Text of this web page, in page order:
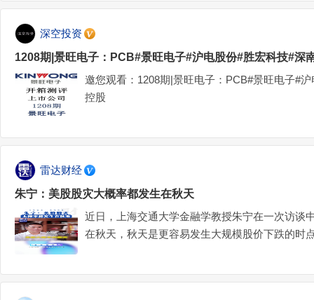
深空投资
1208期|景旺电子：PCB#景旺电子#沪电股份#胜宏科技#深
邀您观看：1208期|景旺电子：PCB#景旺电子#
控股
雷达财经
朱宁：美股股灾大概率都发生在秋天
近日，上海交通大学金融学教授朱宁在一次访谈
在秋天，秋天是更容易发生大规模股价下跌的时